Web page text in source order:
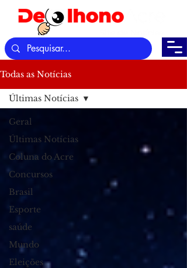
Todas as Notícias
Geral
Últimas Notícias
Coluna do Acre
Concursos
Brasil
Esporte
saúde
Mundo
Eleições
Últimas Notícias